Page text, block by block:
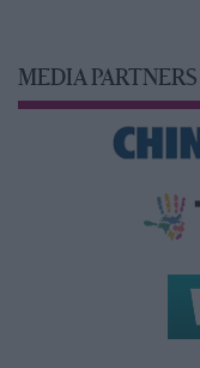
MEDIA PARTNERS